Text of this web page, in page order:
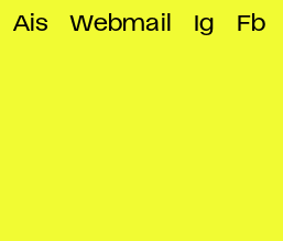
Ais Webmail Ig Fb